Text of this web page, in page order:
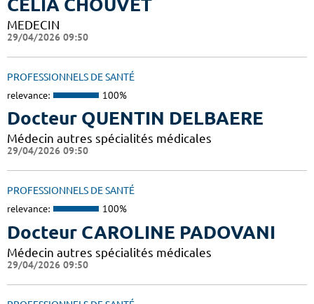
CELIA CHOUVET
MEDECIN
29/04/2026 09:50
PROFESSIONNELS DE SANTÉ
relevance: 100%
Docteur QUENTIN DELBAERE
Médecin autres spécialités médicales
29/04/2026 09:50
PROFESSIONNELS DE SANTÉ
relevance: 100%
Docteur CAROLINE PADOVANI
Médecin autres spécialités médicales
29/04/2026 09:50